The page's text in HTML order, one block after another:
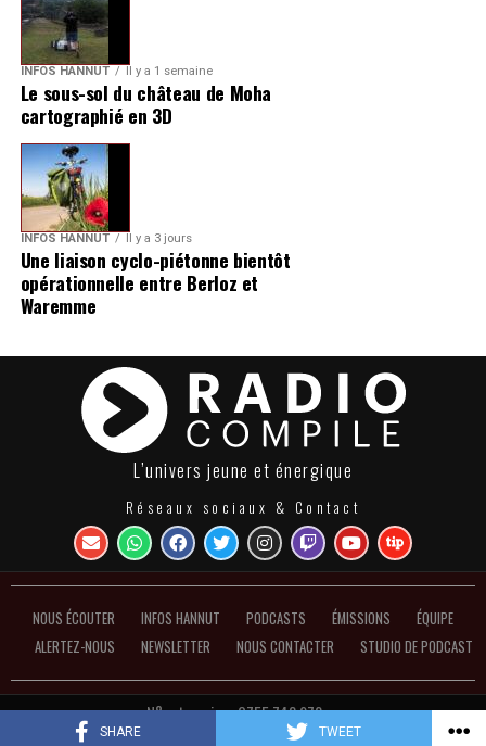
SHARE TWEET
INFOS HANNUT Il y a 1 semaine
Le sous-sol du château de Moha
cartographié en 3D
INFOS HANNUT Il y a 3 jours
Une liaison cyclo-piétonne bientôt
opérationnelle entre Berloz et
Waremme
L’univers jeune et énergique
Réseaux sociaux & Contact
NOUS ÉCOUTER INFOS HANNUT PODCASTS ÉMISSIONS
ÉQUIPE
ALERTEZ-NOUS
NEWSLETTER NOUS CONTACTER STUDIO DE PODCAST
N°entreprise : 0755.748.972 ●
Politique de confidentialité et de gestion des cookies